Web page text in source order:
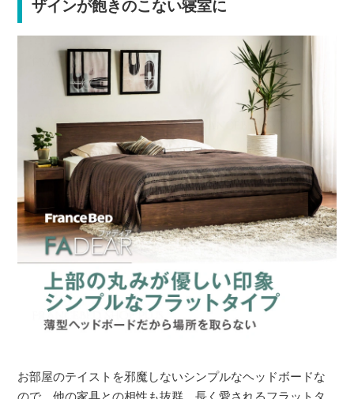
ザインが飽きのこない寝室に
お部屋のテイストを邪魔しないシンプルなヘッドボードな